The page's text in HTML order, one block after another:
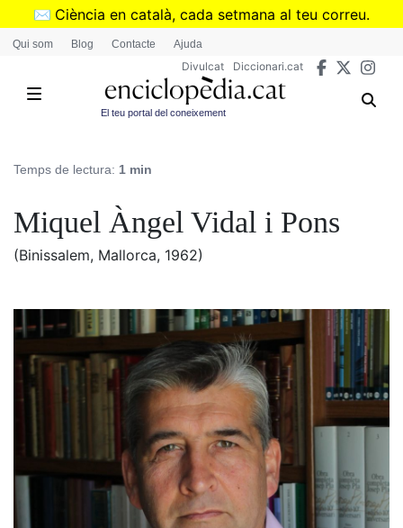
Vés
✉️ Ciència en català, cada setmana al teu correu.
➜Subscriu-te al butlletí de Divulcat
Qui som Blog Contacte Ajuda
Divulcat Diccionari.cat
El teu portal del coneixement
Temps de lectura: 1 min
Miquel Àngel Vidal i Pons
(Binissalem, Mallorca, 1962)